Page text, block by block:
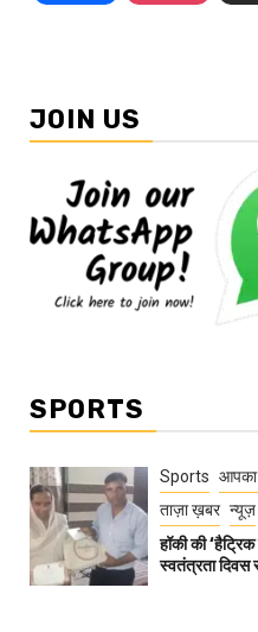
JOIN US
SPORTS
Sports
ताज़ा ख़बर न्यूज़
हॉकी की
स्वतंत्रता दिवस